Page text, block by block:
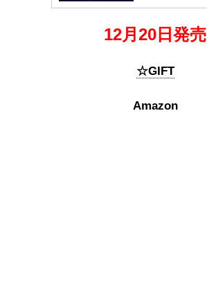
12月20日発売
☆GIFT
Amazon